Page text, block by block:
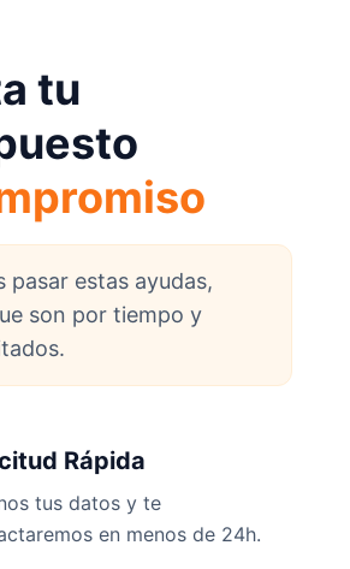
tu
estas ayudas,
son por tiempo y
Rápida
tus datos y te
en menos de 24h.